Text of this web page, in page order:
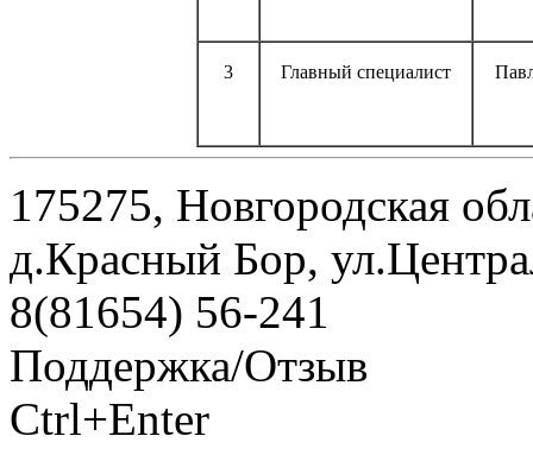
3 Главный специалист
175275, Новгородская
д.Красный Бор,
8(81654) 56-241
Поддержка/Отзыв
Ctrl+Enter